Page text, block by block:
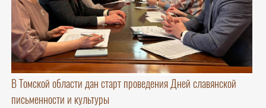
В Томской области дан старт проведения Дней славянской
письменности и культуры